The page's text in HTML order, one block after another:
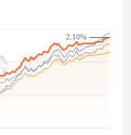
2.10%